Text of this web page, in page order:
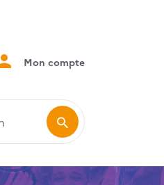
Mon compte